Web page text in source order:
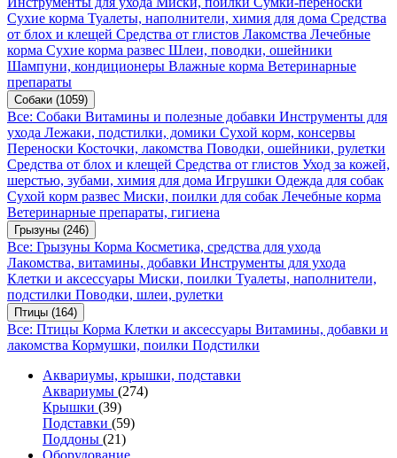
Сухие корма Туалеты, наполнители, химия для дома Средства
от блох и клещей Средства от глистов Лакомства Лечебные
корма Сухие корма развес Шлеи, поводки, ошейники
Шампуни, кондиционеры Влажные корма Ветеринарные
препараты
Собаки (1059)
Все: Собаки Витамины и полезные добавки Инструменты для
ухода Лежаки, подстилки, домики Сухой корм, консервы
Переноски Косточки, лакомства Поводки, ошейники, рулетки
Средства от блох и клещей Средства от глистов Уход за кожей,
шерстью, зубами, химия для дома Игрушки Одежда для собак
Сухой корм развес Миски, поилки для собак Лечебные корма
Ветеринарные препараты, гигиена
Грызуны (246)
Все: Грызуны Корма Косметика, средства для ухода
Лакомства, витамины, добавки Инструменты для ухода
Клетки и аксессуары Миски, поилки Туалеты, наполнители,
подстилки Поводки, шлеи, рулетки
Птицы (164)
Все: Птицы Корма Клетки и аксессуары Витамины, добавки и
лакомства Кормушки, поилки Подстилки
Аквариумы, крышки, подставки
Аквариумы (274)
Крышки (39)
Подставки (59)
Поддоны (21)
Оборудование